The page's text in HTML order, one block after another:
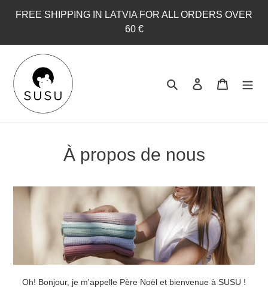
FREE SHIPPING IN LATVIA FOR ALL ORDERS OVER
60 €
RechercherSe connecter
Panier
À propos de nous
Oh! Bonjour, je m'appelle Père Noël et bienvenue à SUSU !